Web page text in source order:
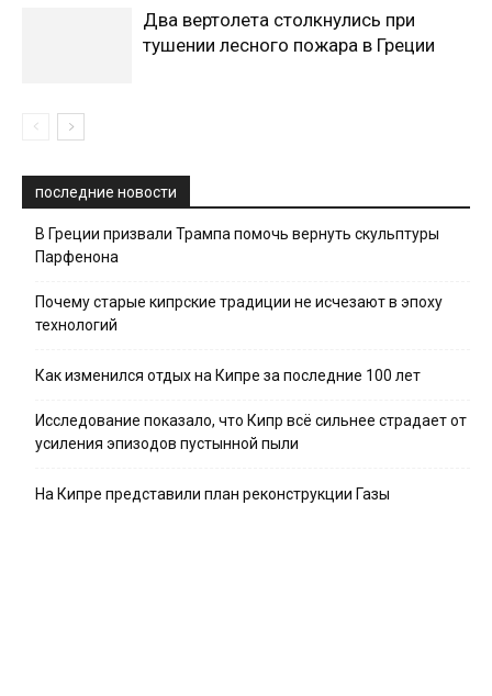
Два вертолета столкнулись при
тушении лесного пожара в Греции
последние новости
В Греции призвали Трампа помочь вернуть скульптуры
Парфенона
Почему старые кипрские традиции не исчезают в эпоху
технологий
Как изменился отдых на Кипре за последние 100 лет
Исследование показало, что Кипр всё сильнее страдает от
усиления эпизодов пустынной пыли
На Кипре представили план реконструкции Газы